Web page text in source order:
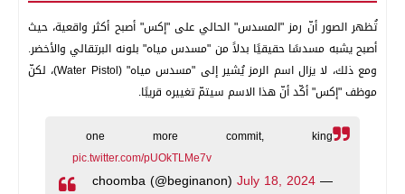
تُظهر الصور أنّ رمز "المسدس" الحالي على "إكس" أصبح أكثر واقعية، حيث
أصبح يشبه مسدسًا حقيقيًا بدلاً من "مسدس مياه" بلونه البرتقالي والأخضر.
ومع ذلك، لا يزال اسم الرمز يُشير إلى "مسدس مياه" (Water Pistol)، لكنّ
موظف "إكس" أكّد أنّ هذا الاسم سيتمّ تغييره قريبًا.
one more commit, king
pic.twitter.com/pUOkTLMe7v
— choomba (@beginanon)
July 18, 2024